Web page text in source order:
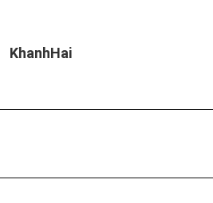
KhanhHai